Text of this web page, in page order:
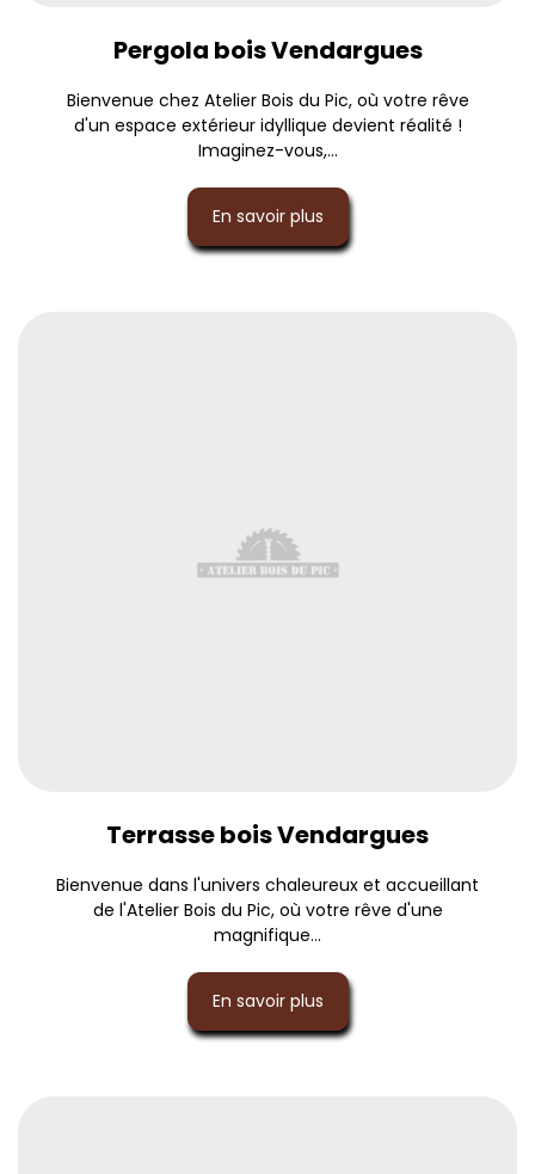
Pergola bois Vendargues
Bienvenue chez Atelier Bois du Pic, où votre rêve
d'un espace extérieur idyllique devient réalité !
Imaginez-vous,...
En savoir plus
Terrasse bois Vendargues
Bienvenue dans l'univers chaleureux et accueillant
de l'Atelier Bois du Pic, où votre rêve d'une
magnifique...
En savoir plus